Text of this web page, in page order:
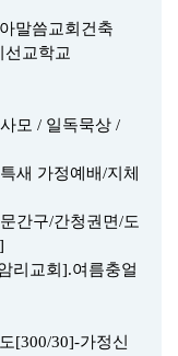
말씀교회건축
선교학교
모 / 일독묵상 /
새 가정예배/지체
간구/간청권면/도
리교회].여름충얼
[300/30]-가정신